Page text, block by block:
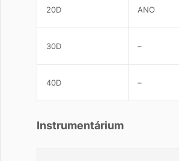
20D ANO
30D –
40D –
Instrumentárium